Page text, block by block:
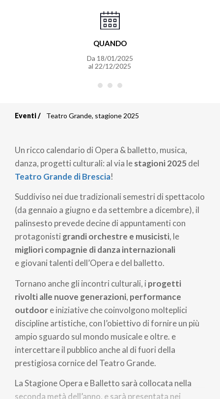
QUANDO
Da 18/01/2025
al 22/12/2025
di
pane
Eventi Teatro Grande, stagione 2025
Un ricco calendario di Opera & balletto, musica,
danza, progetti culturali: al via lestagioni 2025 del
Teatro Grande di Brescia!
Suddiviso nei due tradizionali semestri di spettacolo
(da gennaio a giugno e da settembre a dicembre), il
palinsesto prevede decine di appuntamenti con
protagonisti grandi orchestre e musicisti, le
migliori compagnie di danza internazionali
e giovani talenti dell’Opera e del balletto.
Tornano anche gli incontri culturali, i progetti
rivolti alle nuove generazioni, performance
outdoore iniziative che coinvolgono molteplici
discipline artistiche, con l’obiettivo di fornire un più
ampio sguardo sul mondo musicale e oltre. e
intercettare il pubblico anche al di fuori della
prestigiosa cornice del Teatro Grande.
La Stagione Opera e Balletto sarà collocata nella
seconda metà dell’anno, e sarà presentata nei